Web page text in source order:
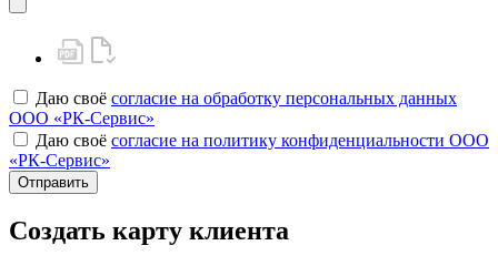
Даю своё согласие на обработку персональных данных
ООО «РК-Сервис»
Даю своё согласие на политику конфиденциальности ООО
«РК-Сервис»
Отправить
Создать карту клиента